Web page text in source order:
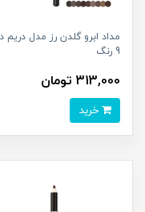
مداد ابرو گلدن رز مدل دریم
9 رنگ
313,000 تومان